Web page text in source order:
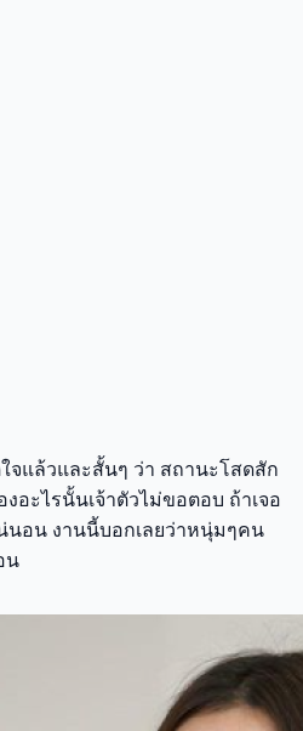
จแล้วและสั้นๆ ว่า สถานะโสดสัก
อะไรนั้นเจ้าตัวไม่ขอตอบ ถ้าเจอ
นอน งานนี้บอกเลยว่าหนุ่มๆคน
น